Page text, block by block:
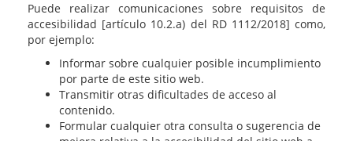
Puede realizar comunicaciones sobre requisitos de
accesibilidad [artículo 10.2.a) del RD 1112/2018] como,
por ejemplo:
Informar sobre cualquier posible incumplimiento
por parte de este sitio web.
Transmitir otras dificultades de acceso al
contenido.
Formular cualquier otra consulta o sugerencia de